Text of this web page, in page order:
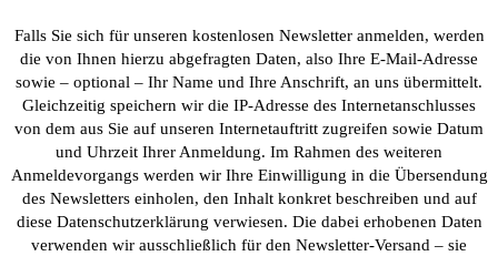
Falls Sie sich für unseren kostenlosen Newsletter anmelden, werden
die von Ihnen hierzu abgefragten Daten, also Ihre E-Mail-Adresse
sowie – optional – Ihr Name und Ihre Anschrift, an uns übermittelt.
Gleichzeitig speichern wir die IP-Adresse des Internetanschlusses
von dem aus Sie auf unseren Internetauftritt zugreifen sowie Datum
und Uhrzeit Ihrer Anmeldung. Im Rahmen des weiteren
Anmeldevorgangs werden wir Ihre Einwilligung in die Übersendung
des Newsletters einholen, den Inhalt konkret beschreiben und auf
diese Datenschutzerklärung verwiesen. Die dabei erhobenen Daten
verwenden wir ausschließlich für den Newsletter-Versand – sie